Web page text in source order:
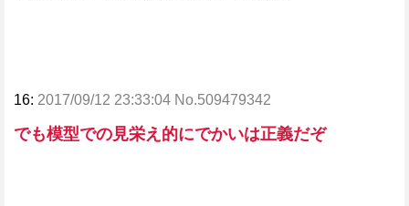
16: 2017/09/12 23:33:04 No.509479342
でも模型での見栄え的にでかいは正義だぞ